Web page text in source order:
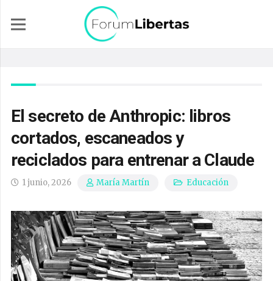
El secreto de Anthropic: libros
cortados, escaneados y
reciclados para entrenar a Claude
1 junio, 2026 María Martín Educación